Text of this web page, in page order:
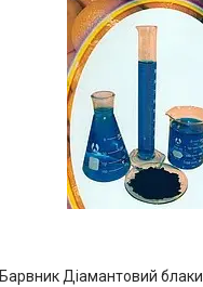
Барвник Діамантовий